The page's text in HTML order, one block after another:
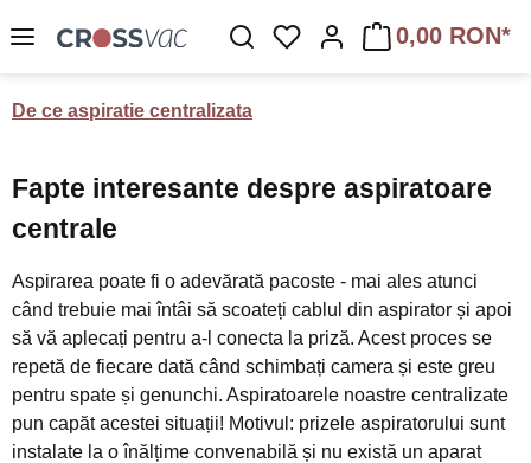
Sari la conținutul principal Aveți 0 articole din lista
0,00 RON*
De ce aspiratie centralizata
Fapte interesante despre aspiratoare
centrale
Aspirarea poate fi o adevărată pacoste - mai ales atunci
când trebuie mai întâi să scoateți cablul din aspirator și apoi
să vă aplecați pentru a-l conecta la priză. Acest proces se
repetă de fiecare dată când schimbați camera și este greu
pentru spate și genunchi. Aspiratoarele noastre centralizate
pun capăt acestei situații! Motivul: prizele aspiratorului sunt
instalate la o înălțime convenabilă și nu există un aparat